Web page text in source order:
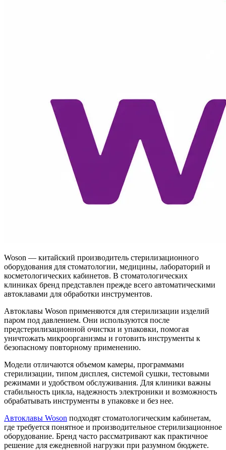
Woson — китайский производитель стерилизационного
оборудования для стоматологии, медицины, лабораторий и
косметологических кабинетов. В стоматологических
клиниках бренд представлен прежде всего автоматическими
автоклавами для обработки инструментов.
Автоклавы Woson применяются для стерилизации изделий
паром под давлением. Они используются после
предстерилизационной очистки и упаковки, помогая
уничтожать микроорганизмы и готовить инструменты к
безопасному повторному применению.
Модели отличаются объемом камеры, программами
стерилизации, типом дисплея, системой сушки, тестовыми
режимами и удобством обслуживания. Для клиники важны
стабильность цикла, надежность электроники и возможность
обрабатывать инструменты в упаковке и без нее.
Автоклавы Woson подходят стоматологическим кабинетам,
где требуется понятное и производительное стерилизационное
оборудование. Бренд часто рассматривают как практичное
решение для ежедневной нагрузки при разумном бюджете.